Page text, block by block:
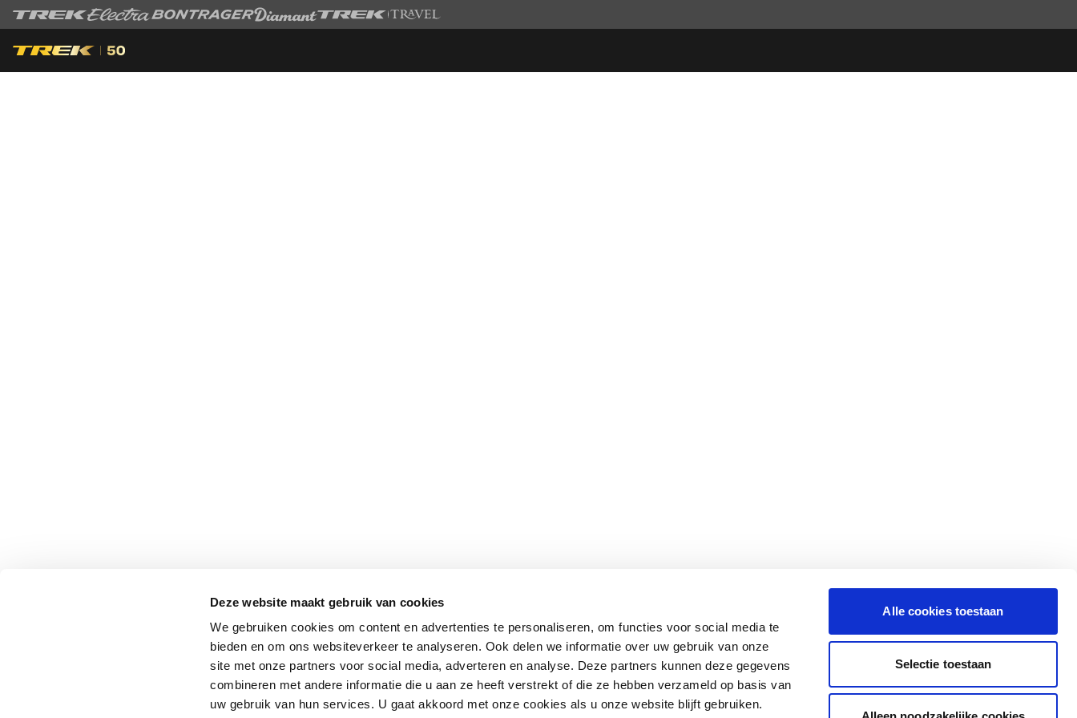
Deze website maakt gebruik van cookies
We gebruiken cookies om content en advertenties te personaliseren, om functies voor social media te
bieden en om ons websiteverkeer te analyseren. Ook delen we informatie over uw gebruik van onze
site met onze partners voor social media, adverteren en analyse. Deze partners kunnen deze gegevens
combineren met andere informatie die u aan ze heeft verstrekt of die ze hebben verzameld op basis van
uw gebruik van hun services. U gaat akkoord met onze cookies als u onze website blijft gebruiken.
Alle cookies toestaan
Selectie toestaan